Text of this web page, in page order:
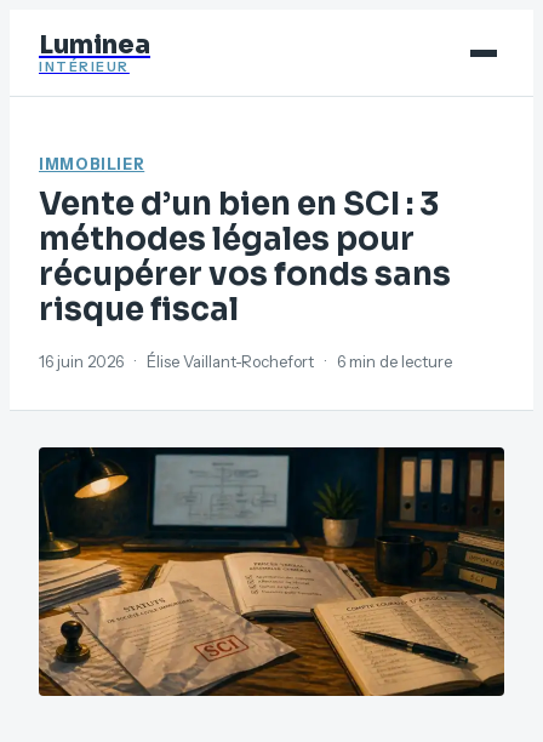
Luminea
INTÉRIEUR
Immobilier
Jardinage
Maison
IMMOBILIER
Vente d’un bien en SCI : 3
méthodes légales pour
récupérer vos fonds sans
risque fiscal
16 juin 2026 · Élise Vaillant-Rochefort · 6 min de lecture